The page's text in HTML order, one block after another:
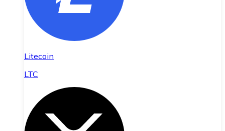
Litecoin
LTC